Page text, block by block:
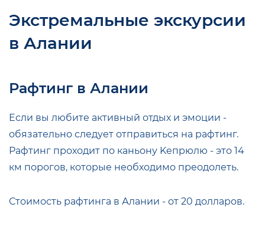
Экстремальные экскурсии
в Алании
Рафтинг в Алании
Если вы любите активный отдых и эмоции -
обязательно следует отправиться на рафтинг.
Рафтинг проходит по каньону Keпpюлю - это 14
км порогов, которые необходимо преодолеть.
Стоимость рафтинга в Алании - от 20 долларов.